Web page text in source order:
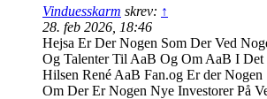
Vinduesskarm skrev: ↑
28. feb 2026, 18:46
Hejsa Er Der Nogen Som Der Ved
Og Talenter Til AaB Og Om AaB I Det
Hilsen René AaB Fan.og Er der Nogen
Om Der Er Nogen Nye Investorer På